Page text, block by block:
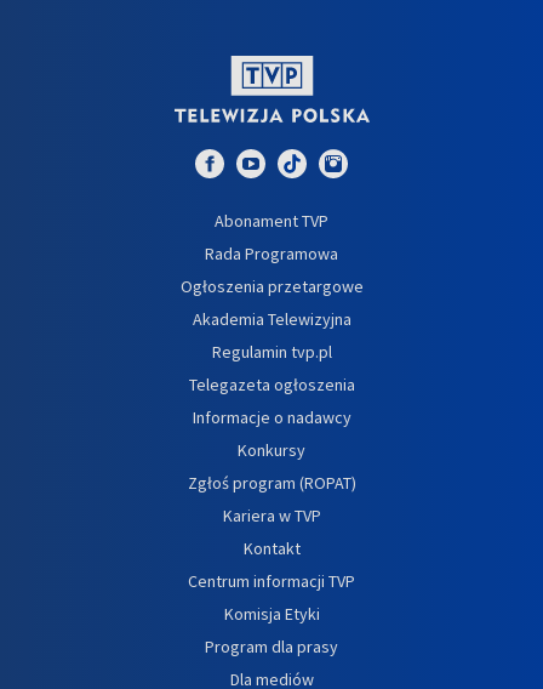
Abonament TVP
Rada Programowa
Ogłoszenia przetargowe
Akademia Telewizyjna
Regulamin tvp.pl
Telegazeta ogłoszenia
Informacje o nadawcy
Konkursy
Zgłoś program (ROPAT)
Kariera w TVP
Kontakt
Centrum informacji TVP
Komisja Etyki
Program dla prasy
Dla mediów